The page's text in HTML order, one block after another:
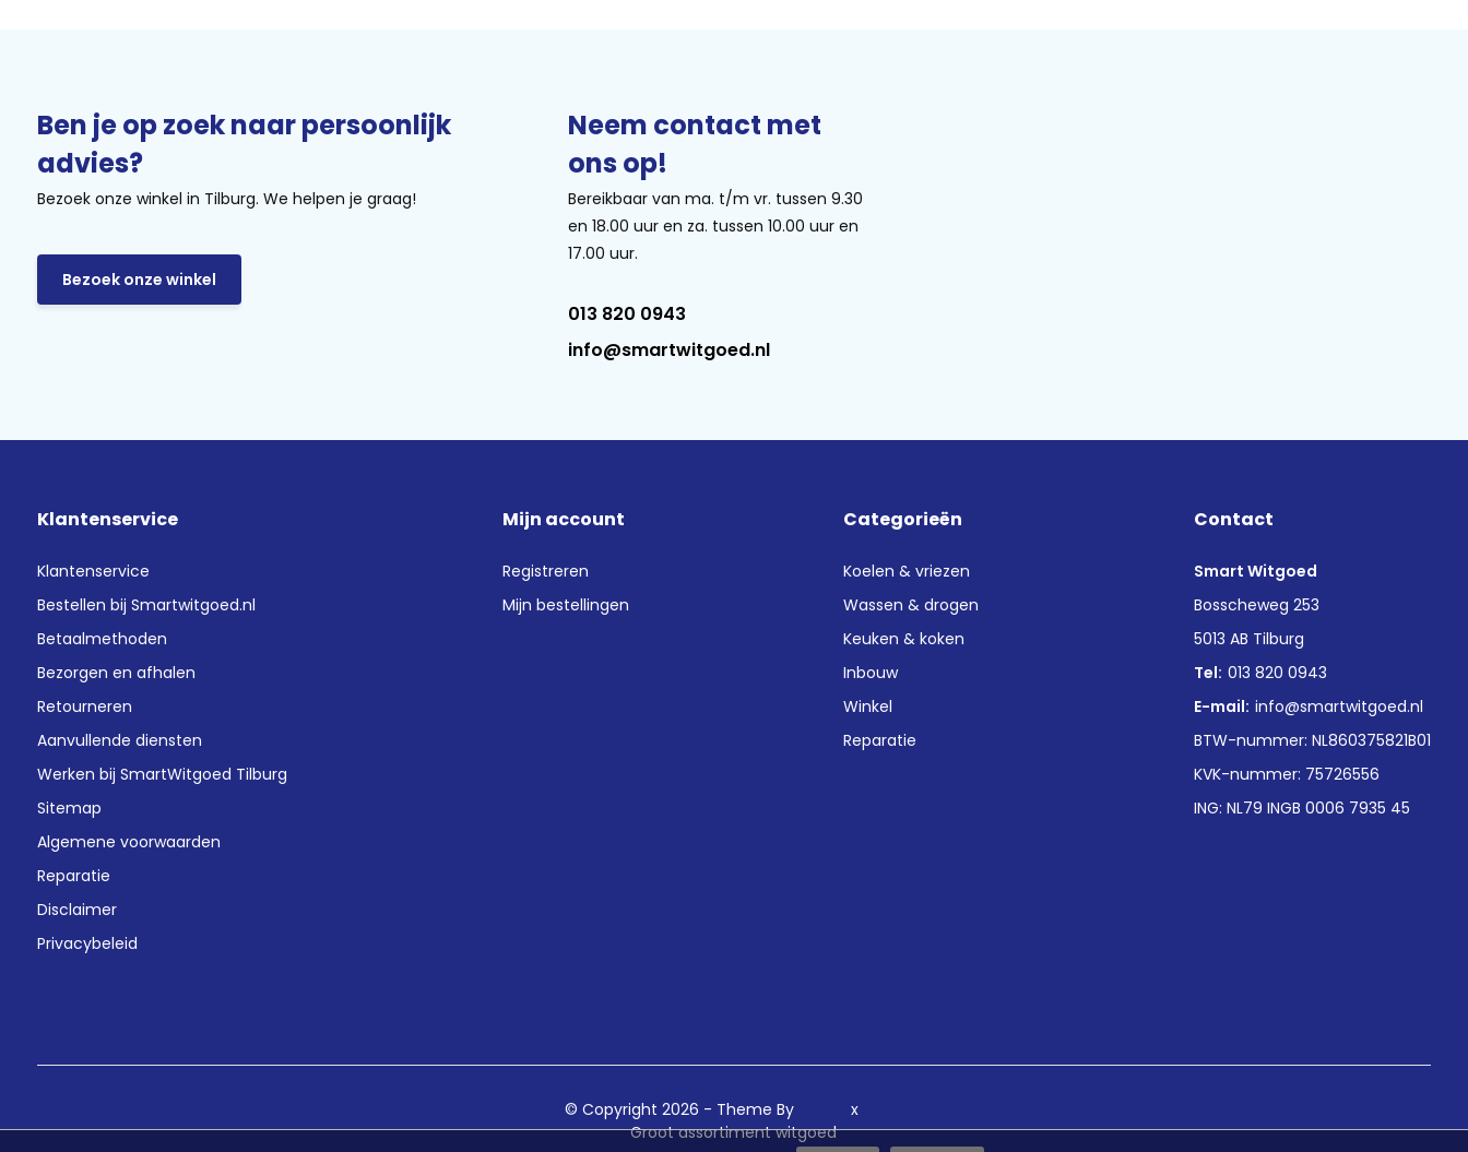
Ben je op zoek naar persoonlijk
advies?
Bezoek onze winkel in Tilburg. We helpen je graag!
Bezoek onze winkel
Neem contact met
ons op!
Bereikbaar van ma. t/m vr. tussen 9.30
en 18.00 uur en za. tussen 10.00 uur en
17.00 uur.
013 820 0943
info@smartwitgoed.nl
Klantenservice
Klantenservice
Bestellen bij Smartwitgoed.nl
Betaalmethoden
Bezorgen en afhalen
Retourneren
Aanvullende diensten
Werken bij SmartWitgoed Tilburg
Sitemap
Algemene voorwaarden
Reparatie
Disclaimer
Privacybeleid
Mijn account
Registreren
Mijn bestellingen
Categorieën
Koelen & vriezen
Wassen & drogen
Keuken & koken
Inbouw
Winkel
Reparatie
Contact
Smart Witgoed
Bosscheweg 253
5013 AB Tilburg
Tel: 013 820 0943
E-mail: info@smartwitgoed.nl
BTW-nummer: NL860375821B01
KVK-nummer: 75726556
ING: NL79 INGB 0006 7935 45
© Copyright 2026 - Theme By x
Groot assortiment witgoed